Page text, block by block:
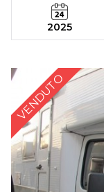
2025
VENDUTO